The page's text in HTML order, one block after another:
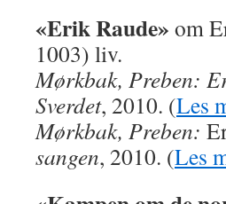
«Erik Raude» om
1003) liv.
Mørkbak, Preben:
Sverdet, 2010. (Les
Mørkbak, Preben:
sangen, 2010. (Les